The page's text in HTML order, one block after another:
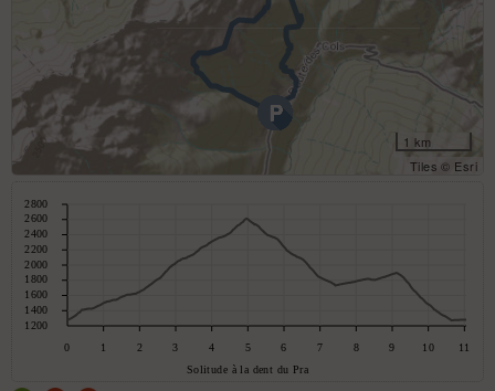
1 km
Tiles © Esri